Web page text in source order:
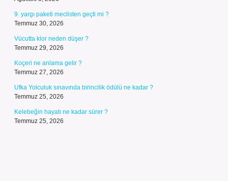
9. yargı paketi meclisten geçti mi ?
Temmuz 30, 2026
Vücutta klor neden düşer ?
Temmuz 29, 2026
Koçeri ne anlama gelir ?
Temmuz 27, 2026
Ufka Yolculuk sınavında birincilik ödülü ne kadar ?
Temmuz 25, 2026
Kelebeğin hayatı ne kadar sürer ?
Temmuz 25, 2026